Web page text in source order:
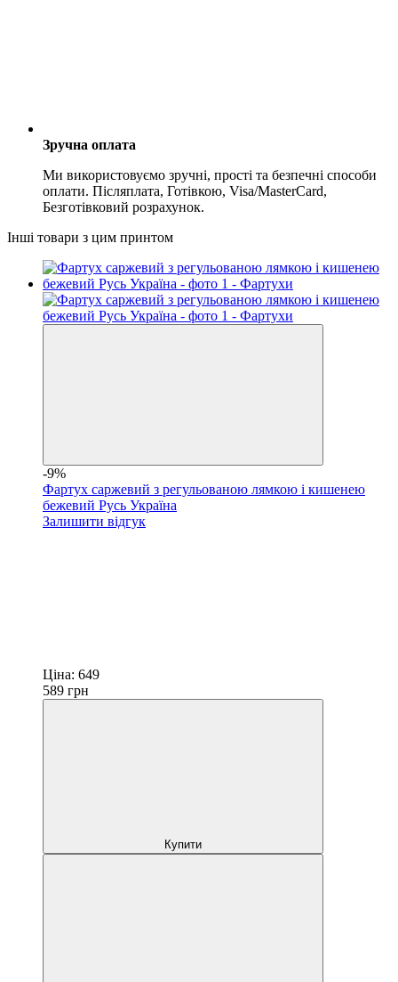
Зручна оплата
Ми використовуємо зручні, прості та безпечні способи
оплати. Післяплата, Готівкою, Visa/MasterCard,
Безготівковий розрахунок.
Інші товари з цим принтом
-9%
Фартух саржевий з регульованою лямкою і кишенею
бежевий Русь Україна
Залишити відгук
Ціна: 649
589 грн
Купити